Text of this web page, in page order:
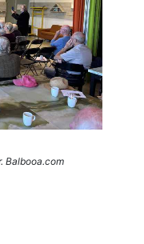
Balbooa.com